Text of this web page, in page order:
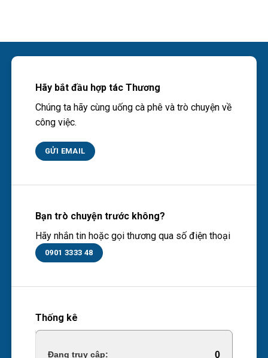
Hãy bắt đầu hợp tác Thương
Chúng ta hãy cùng uống cà phê và trò chuyện về
công việc.
GỬI EMAIL
Bạn trò chuyện trước không?
Hãy nhắn tin hoặc gọi thương qua số điện thoại
0901 3333 48
Thống kê
Online Visitors: 0